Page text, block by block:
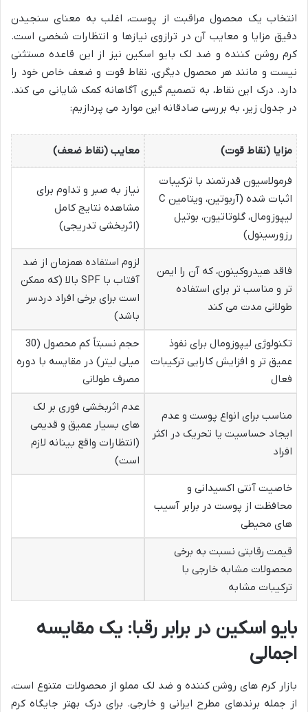
انتخاب یک محصول مراقبت از پوست، اغلب به معنای سنجیدن
دقیق مزایا و معایب آن در ترازوی نیازها و انتظارات شخصی است.
کرم روشن کننده و ضد لک بایو اسکین نیز از این قاعده مستثنی
نیست و مانند هر محصول دیگری، نقاط قوت و ضعف خاص خود را
دارد. درک این نقاط، به تصمیم گیری آگاهانه کمک شایانی می کند.
در جدول زیر، به بررسی صادقانه این موارد می پردازیم:
مزایا (نقاط قوت) معایب (نقاط ضعف)
فرمولاسیون قدرتمند با ترکیبات
اثبات شده (آربوتین، ویتامین C
لیپوزومال، گلوتاتیون، بوتیل
رزورسینول)
نیاز به صبر و تداوم برای
مشاهده نتایج کامل
(اثربخشی تدریجی)
فاقد هیدروکینون، که آن را ایمن
تر و مناسب تر برای استفاده
طولانی مدت می کند
لزوم استفاده همزمان از ضد
آفتاب با SPF بالا (که ممکن
است برای برخی افراد دردسر
باشد)
تکنولوژی لیپوزومال برای نفوذ
عمیق تر و افزایش کارایی ترکیبات
فعال
حجم نسبتاً کم محصول (30
میلی لیتر) در مقایسه با دوره
مصرف طولانی
مناسب برای انواع پوست و عدم
ایجاد حساسیت یا تحریک در اکثر
افراد
عدم اثربخشی فوری بر لک
های بسیار عمیق و قدیمی
(انتظارات واقع بینانه لازم
است)
خاصیت آنتی اکسیدانی و
محافظت از پوست در برابر آسیب
های محیطی
قیمت رقابتی نسبت به برخی
محصولات مشابه خارجی با
ترکیبات مشابه
بایو اسکین در برابر رقبا: یک مقایسه
اجمالی
بازار کرم های روشن کننده و ضد لک مملو از محصولات متنوع است،
از جمله برندهای مطرح ایرانی و خارجی. برای درک بهتر جایگاه کرم